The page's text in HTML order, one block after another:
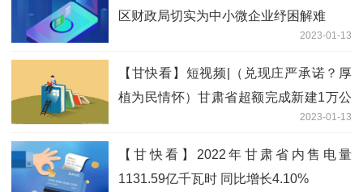
区财政局切实为中小微企业纾困解难
2023-01-13
【甘快看】短视频|（兑现庄严承诺？厚
植为民情怀）甘肃省超额完成新建1万公
2023-01-13
【甘快看】2022年甘肃省内售电量
1131.59亿千瓦时 同比增长4.10%